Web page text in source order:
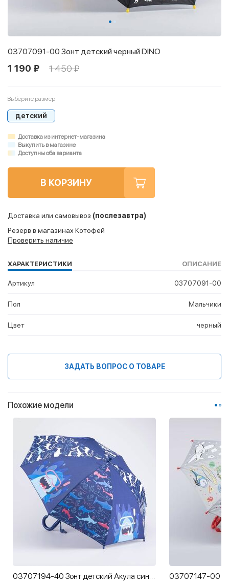
03707091-00 Зонт детский черный DINO
1 190 ₽ 1 450 ₽
Выберите размер
детский
Доставка из интернет-магазина
Выкупить в магазине
Доступны оба варианта
В КОРЗИНУ
Доставка или самовывоз (послезавтра)
Резерв в магазинах Котофей
Проверить наличие
ХАРАКТЕРИСТИКИ ОПИСАНИЕ
Артикул 03707091-00
Пол Мальчики
Цвет черный
ЗАДАТЬ ВОПРОС О ТОВАРЕ
Похожие модели
03707194-40 Зонт детский Акула синий